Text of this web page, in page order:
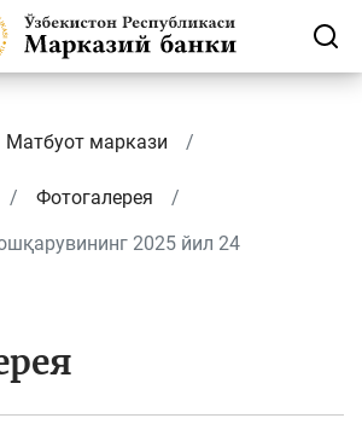
Матбуот маркази
Фотогалерея
2025 йил 24